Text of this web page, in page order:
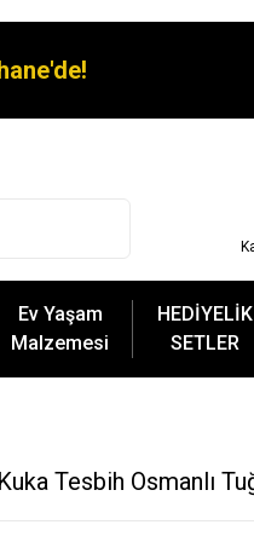
Ev Yaşam
Malzemesi
HEDİYELİK
SETLER
Tesbih Osmanlı